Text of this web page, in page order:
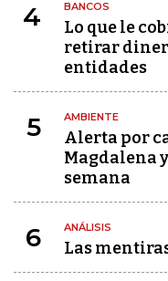
4 BANCOS
Lo que le
retirar
entidades
5 AMBIENTE
Alerta por
Magdalena
semana
6 ANÁLISIS
Las